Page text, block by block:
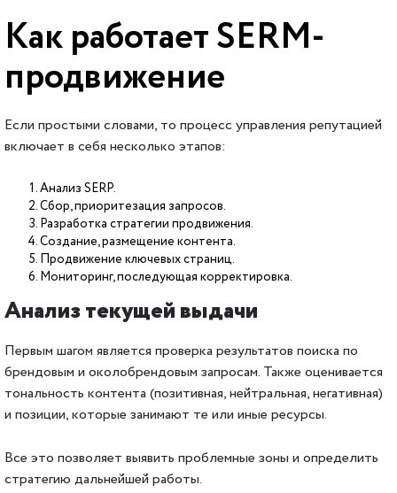
Как работает SERM-
продвижение
Если простыми словами, то процесс управления репутацией
включает в себя несколько этапов:
Анализ SERP.
Сбор, приоритезация запросов.
Разработка стратегии продвижения.
Создание, размещение контента.
Продвижение ключевых страниц.
Мониторинг, последующая корректировка.
Анализ текущей выдачи
Первым шагом является проверка результатов поиска по
брендовым и околобрендовым запросам. Также оценивается
тональность контента (позитивная, нейтральная, негативная)
и позиции, которые занимают те или иные ресурсы.
Все это позволяет выявить проблемные зоны и определить
стратегию дальнейшей работы.